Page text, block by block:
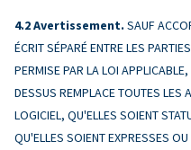
Avertissement. SAUF
ÉCRIT SÉPARÉ ENTRE LES
PERMISE PAR LA LOI
DESSUS REMPLACE TOUTES LES
LOGICIEL, QU'ELLES SOIENT
QU'ELLES SOIENT EXPRESSES